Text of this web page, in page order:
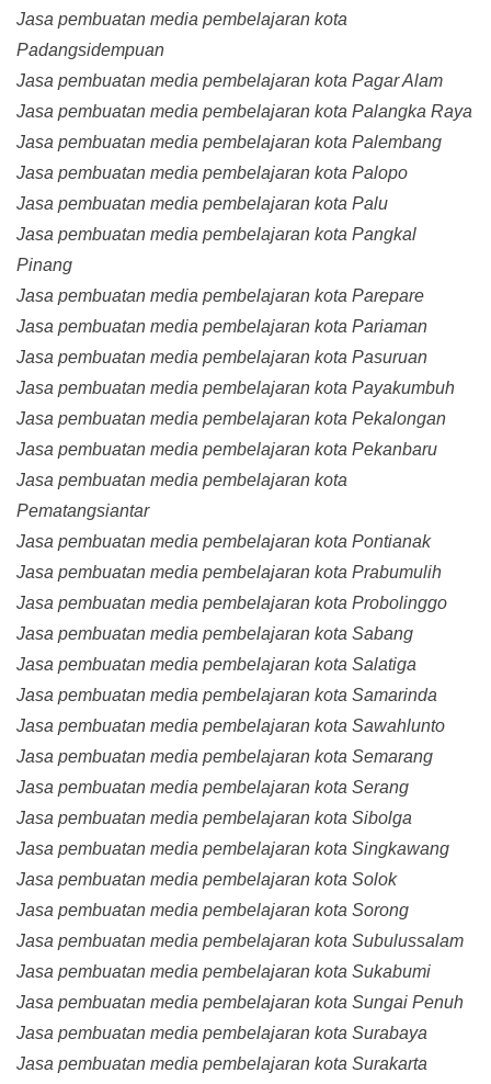
Jasa pembuatan media pembelajaran kota
Padangsidempuan
Jasa pembuatan media pembelajaran kota Pagar Alam
Jasa pembuatan media pembelajaran kota Palangka Raya
Jasa pembuatan media pembelajaran kota Palembang
Jasa pembuatan media pembelajaran kota Palopo
Jasa pembuatan media pembelajaran kota Palu
Jasa pembuatan media pembelajaran kota Pangkal
Pinang
Jasa pembuatan media pembelajaran kota Parepare
Jasa pembuatan media pembelajaran kota Pariaman
Jasa pembuatan media pembelajaran kota Pasuruan
Jasa pembuatan media pembelajaran kota Payakumbuh
Jasa pembuatan media pembelajaran kota Pekalongan
Jasa pembuatan media pembelajaran kota Pekanbaru
Jasa pembuatan media pembelajaran kota
Pematangsiantar
Jasa pembuatan media pembelajaran kota Pontianak
Jasa pembuatan media pembelajaran kota Prabumulih
Jasa pembuatan media pembelajaran kota Probolinggo
Jasa pembuatan media pembelajaran kota Sabang
Jasa pembuatan media pembelajaran kota Salatiga
Jasa pembuatan media pembelajaran kota Samarinda
Jasa pembuatan media pembelajaran kota Sawahlunto
Jasa pembuatan media pembelajaran kota Semarang
Jasa pembuatan media pembelajaran kota Serang
Jasa pembuatan media pembelajaran kota Sibolga
Jasa pembuatan media pembelajaran kota Singkawang
Jasa pembuatan media pembelajaran kota Solok
Jasa pembuatan media pembelajaran kota Sorong
Jasa pembuatan media pembelajaran kota Subulussalam
Jasa pembuatan media pembelajaran kota Sukabumi
Jasa pembuatan media pembelajaran kota Sungai Penuh
Jasa pembuatan media pembelajaran kota Surabaya
Jasa pembuatan media pembelajaran kota Surakarta